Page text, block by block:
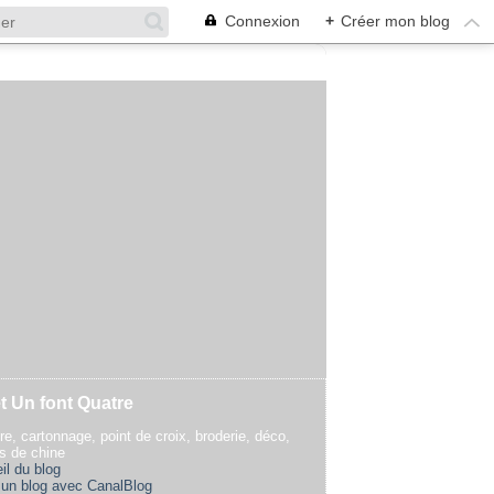
Connexion + Créer mon blog
Un font Quatre
cartonnage, point de croix, broderie, déco,
de chine
du blog
blog avec CanalBlog